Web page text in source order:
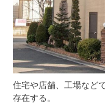
者
選
び
の
ポ
イ
ン
住宅や店舗、工場など
存在する。